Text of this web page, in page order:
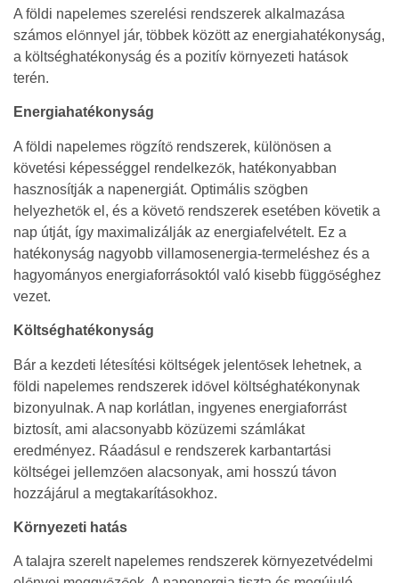
A földi napelemes szerelési rendszerek alkalmazása
számos előnnyel jár, többek között az energiahatékonyság,
a költséghatékonyság és a pozitív környezeti hatások
terén.
Energiahatékonyság
A földi napelemes rögzítő rendszerek, különösen a
követési képességgel rendelkezők, hatékonyabban
hasznosítják a napenergiát. Optimális szögben
helyezhetők el, és a követő rendszerek esetében követik a
nap útját, így maximalizálják az energiafelvételt. Ez a
hatékonyság nagyobb villamosenergia-termeléshez és a
hagyományos energiaforrásoktól való kisebb függőséghez
vezet.
Költséghatékonyság
Bár a kezdeti létesítési költségek jelentősek lehetnek, a
földi napelemes rendszerek idővel költséghatékonynak
bizonyulnak. A nap korlátlan, ingyenes energiaforrást
biztosít, ami alacsonyabb közüzemi számlákat
eredményez. Ráadásul e rendszerek karbantartási
költségei jellemzően alacsonyak, ami hosszú távon
hozzájárul a megtakarításokhoz.
Környezeti hatás
A talajra szerelt napelemes rendszerek környezetvédelmi